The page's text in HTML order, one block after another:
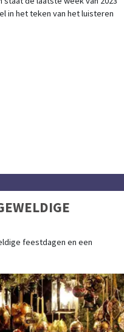
in het teken van het luisteren
feestdagen en een